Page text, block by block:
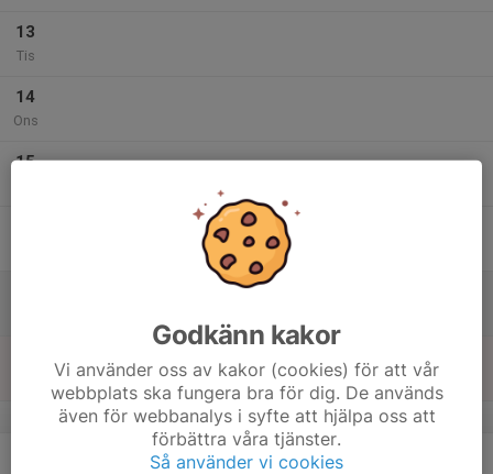
13
Tis
14
Ons
15
v.43
Godkänn kakor
Vi använder oss av kakor (cookies) för att vår
webbplats ska fungera bra för dig. De används
även för webbanalys i syfte att hjälpa oss att
förbättra våra tjänster.
Så använder vi cookies